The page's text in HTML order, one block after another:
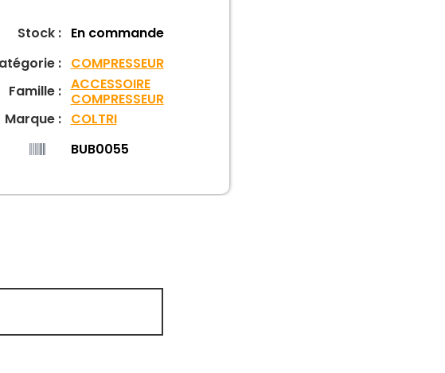
Stock : En commande
: COMPRESSEUR
Famille :ACCESSOIRE
COMPRESSEUR
Marque : COLTRI
BUB0055